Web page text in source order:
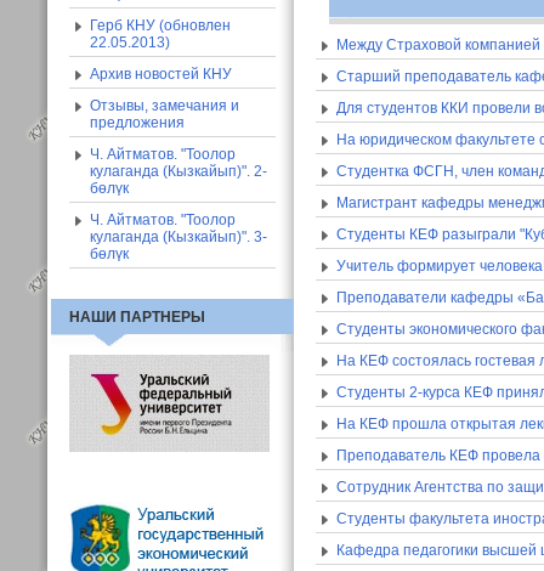
Между Страховой
Старший преподаватель
Для студентов ККИ провели
На юридическом факультете
Студентка ФСГН, член
Магистрант кафедры
Студенты КЕФ разыграли
Учитель формирует
Преподаватели кафедры
Студенты экономического
На КЕФ состоялась гостевая
Студенты 2-курса КЕФ
На КЕФ прошла открытая
Преподаватель КЕФ провела
Сотрудник Агентства по
Студенты факультета
Кафедра педагогики
Герб КНУ (обновлен
22.05.2013)
Архив новостей КНУ
Отзывы, замечания и
предложения
Ч. Айтматов. "Тоолор
кулаганда (Кызкайып)". 2-
бөлүк
Ч. Айтматов. "Тоолор
кулаганда (Кызкайып)". 3-
бөлүк
НАШИ ПАРТНЕРЫ